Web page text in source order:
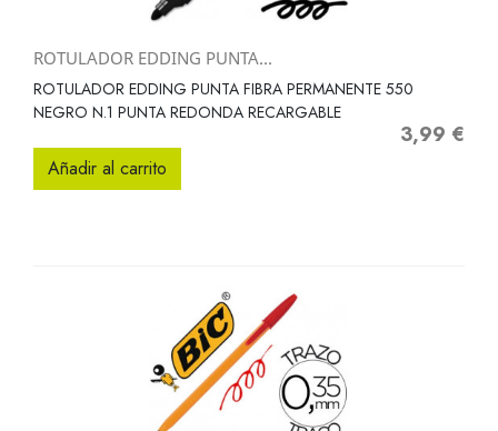
ROTULADOR EDDING PUNTA...
ROTULADOR EDDING PUNTA FIBRA PERMANENTE 550
NEGRO N.1 PUNTA REDONDA RECARGABLE
Precio
3,99 €
Añadir al carrito